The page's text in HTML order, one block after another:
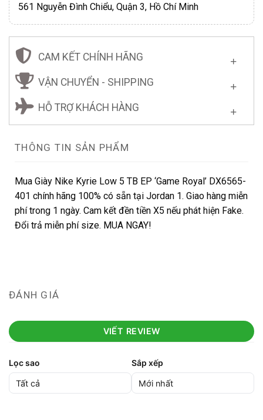
561 Nguyễn Đình Chiểu, Quận 3, Hồ Chí Minh
CAM KẾT CHÍNH HÃNG
VẬN CHUYỂN - SHIPPING
HỖ TRỢ KHÁCH HÀNG
THÔNG TIN SẢN PHẨM
Mua Giày Nike Kyrie Low 5 TB EP ‘Game Royal’ DX6565-
401 chính hãng 100% có sẵn tại Jordan 1. Giao hàng miễn
phí trong 1 ngày. Cam kết đền tiền X5 nếu phát hiện Fake.
Đổi trả miễn phí size. MUA NGAY!
ĐÁNH GIÁ
VIẾT REVIEW
Lọc sao Sắp xếp